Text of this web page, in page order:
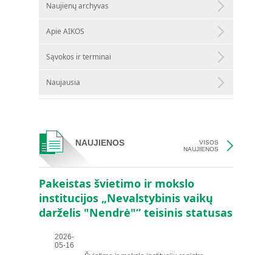
Naujienų archyvas
Apie AIKOS
Sąvokos ir terminai
Naujausia
NAUJIENOS
VISOS
NAUJIENOS
Pakeistas švietimo ir mokslo
institucijos „Nevalstybinis vaikų
darželis "Nendrė"“ teisinis statusas
2026-
05-16